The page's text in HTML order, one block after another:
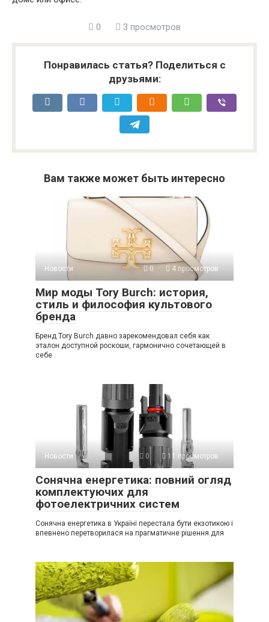
0 3 просмотров
Понравилась статья? Поделиться с
друзьями:
Вам также может быть интересно
Новости 0 4 просмотров
Мир моды Tory Burch: история,
стиль и философия культового
бренда
Бренд Tory Burch давно зарекомендовал себя как
эталон доступной роскоши, гармонично сочетающей в
себе
Новости 0 11 просмотров
Сонячна енергетика: повний огляд
комплектуючих для
фотоелектричних систем
Сонячна енергетика в Україні перестала бути екзотикою і
впевнено перетворилася на прагматичне рішення для